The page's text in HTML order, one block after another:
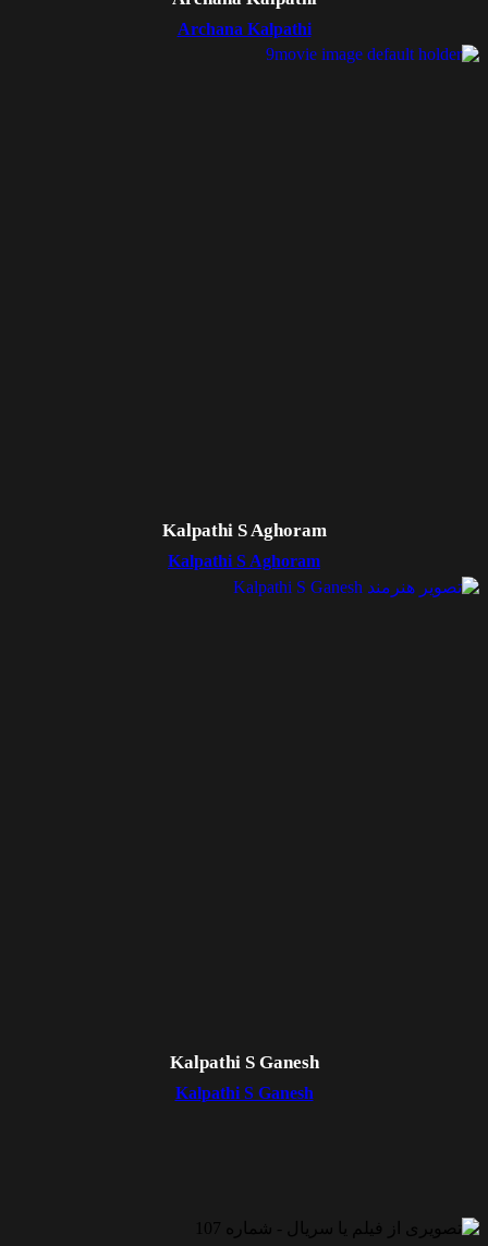
Archana Kalpathi
Kalpathi S Aghoram
Kalpathi S Aghoram
Kalpathi S Ganesh
Kalpathi S Ganesh